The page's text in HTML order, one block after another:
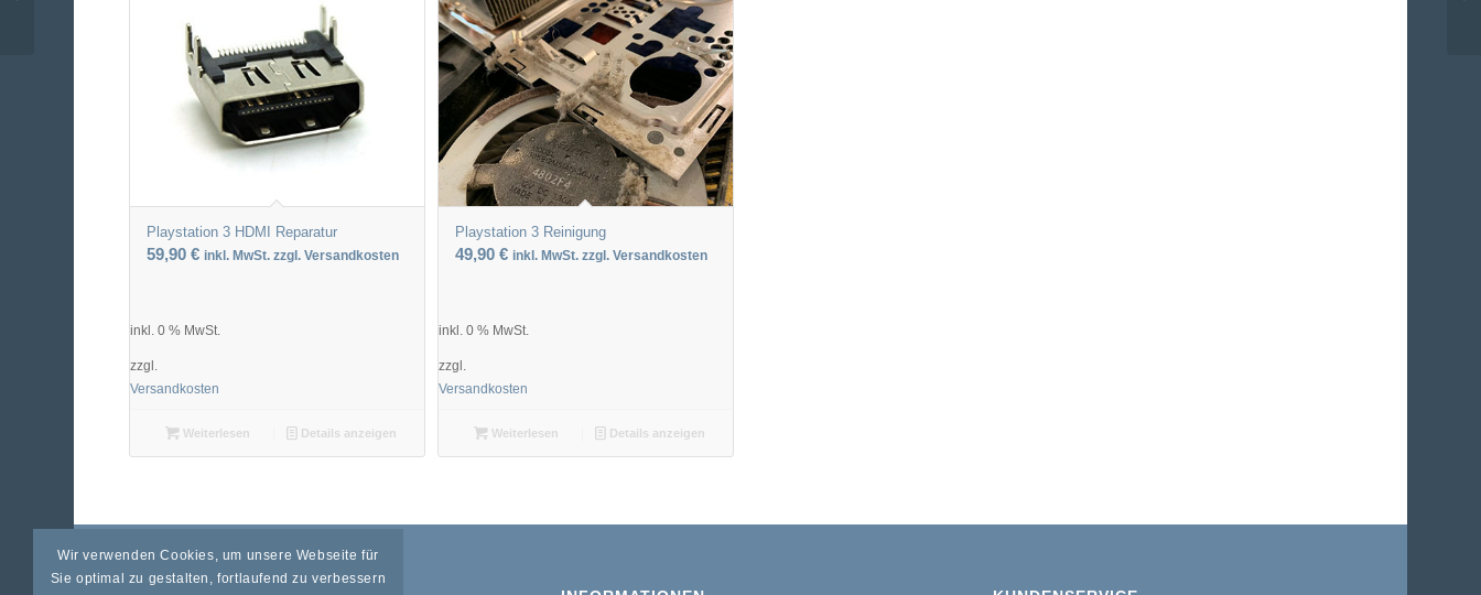
Playstation 3 HDMI Reparatur
59,90€ inkl. MwSt. zzgl. Versandkosten
inkl. 0 % MwSt.
zzgl.
Versandkosten
Weiterlesen Details anzeigen
Playstation 3 Reinigung
49,90€ inkl. MwSt. zzgl. Versandkosten
inkl. 0 % MwSt.
zzgl.
Versandkosten
Weiterlesen Details anzeigen
Wir verwenden Cookies, um unsere Webseite für
Sie optimal zu gestalten, fortlaufend zu verbessern